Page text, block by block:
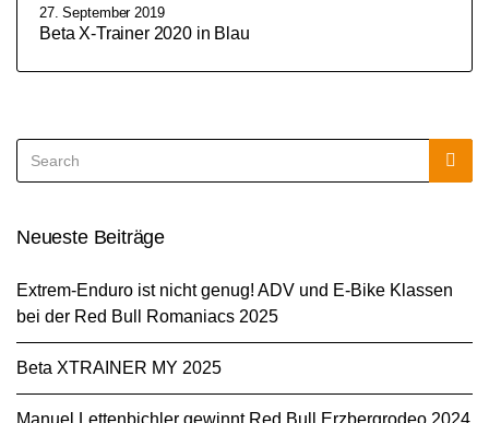
27. September 2019
Beta X-Trainer 2020 in Blau
for:
Neueste Beiträge
Extrem-Enduro ist nicht genug! ADV und E-Bike Klassen
bei der Red Bull Romaniacs 2025
Beta XTRAINER MY 2025